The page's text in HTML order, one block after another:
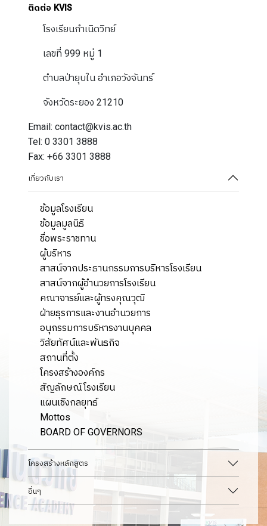
ติดต่อ KVIS
โรงเรียนกำเนิดวิทย์
เลขที่ 999 หมู่ 1
ตำบลป่ายุบใน อำเภอวังจันทร์
จังหวัดระยอง 21210
Email: contact@kvis.ac.th
Tel: 0 3301 3888
Fax: +66 3301 3888
เกี่ยวกับเรา
ข้อมูลโรงเรียน
ข้อมูลมูลนิธิ
ชื่อพระราชทาน
ผู้บริหาร
สาสน์จากประธานกรรมการบริหารโรงเรียน
สาสน์จากผู้อำนวยการโรงเรียน
คณาจารย์และผู้ทรงคุณวุฒิ
ฝ่ายธุรการและงานอำนวยการ
อนุกรรมการบริหารงานบุคคล
วิสัยทัศน์และพันธกิจ
สถานที่ตั้ง
โครงสร้างองค์กร
สัญลักษณ์โรงเรียน
แผนเชิงกลยุทธ์
Mottos
BOARD OF GOVERNORS
โครงสร้างหลักสูตร
อื่นๆ